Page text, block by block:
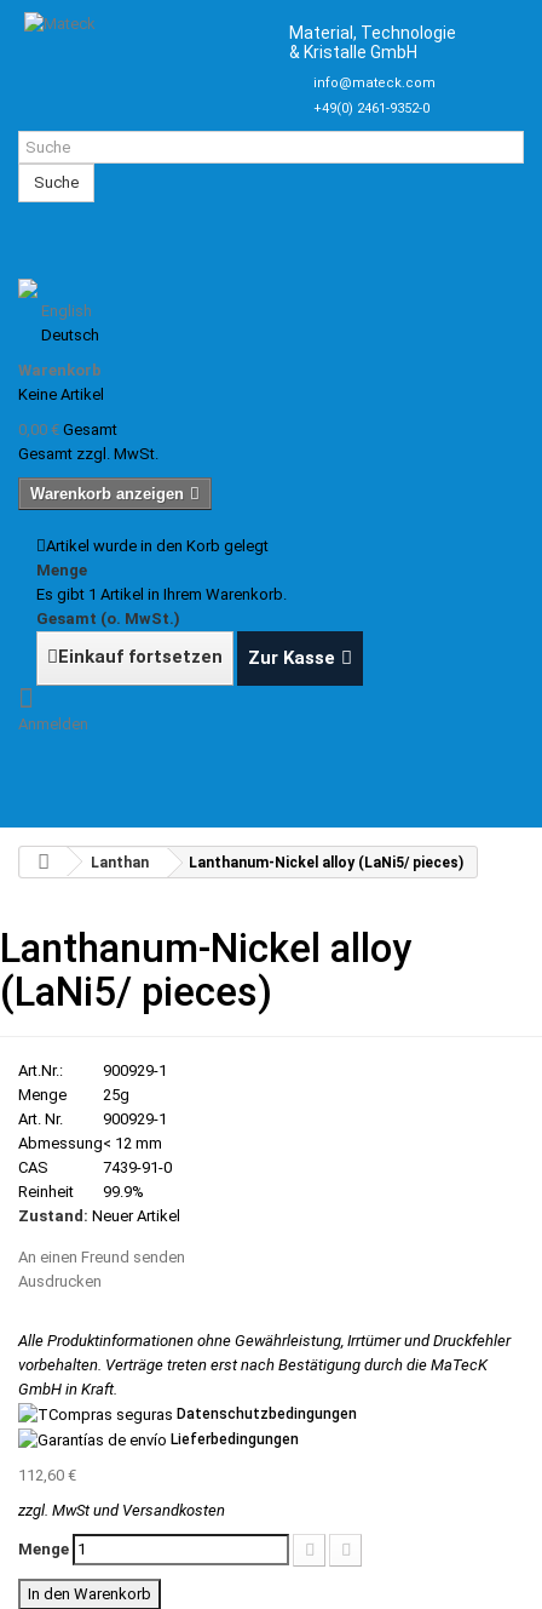
Material, Technologie
& Kristalle GmbH
info@mateck.com
+49(0) 2461-9352-0
Suche
English
Deutsch
Warenkorb
Keine Artikel
0,00 € Gesamt
Gesamt zzgl. MwSt.
Warenkorb anzeigen
Artikel wurde in den Korb gelegt
Menge
Es gibt 1 Artikel in Ihrem Warenkorb.
Gesamt (o. MwSt.)
Einkauf fortsetzen Zur Kasse
Anmelden
Lanthan Lanthanum-Nickel alloy (LaNi5/ pieces)
Lanthanum-Nickel alloy
(LaNi5/ pieces)
Art.Nr.:
900929-1
Menge
25g
Art. Nr.
900929-1
Abmessung< 12 mm
CAS
7439-91-0
Reinheit
99.9%
Zustand: Neuer Artikel
An einen Freund senden
Ausdrucken
Alle Produktinformationen ohne Gewährleistung, Irrtümer und Druckfehler
vorbehalten. Verträge treten erst nach Bestätigung durch die MaTecK
GmbH in Kraft.
Datenschutzbedingungen
Lieferbedingungen
112,60 €
zzgl. MwSt und Versandkosten
Menge
In den Warenkorb